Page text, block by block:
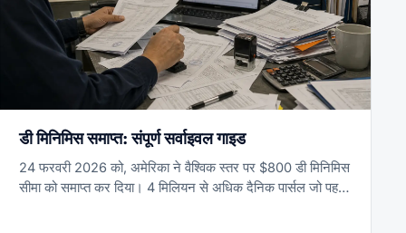
डी मिनिमिस समाप्त: संपूर्ण सर्वाइवल गाइड
24 फरवरी 2026 को, अमेरिका ने वैश्विक स्तर पर $800 डी मिनिमिस
सीमा को समाप्त कर दिया। 4 मिलियन से अधिक दैनिक पार्सल जो पहले